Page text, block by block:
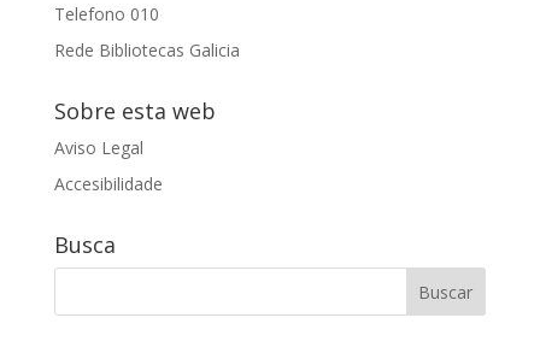
Telefono 010
Rede Bibliotecas Galicia
Sobre esta web
Aviso Legal
Accesibilidade
Busca